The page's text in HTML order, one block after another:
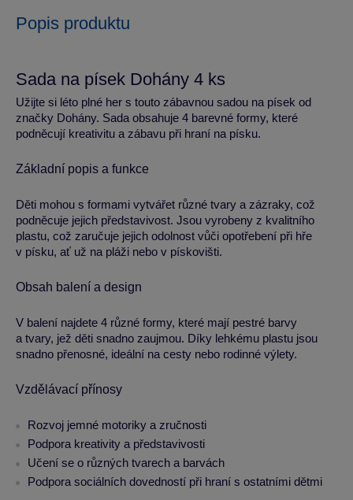
Popis produktu
Sada na písek Dohány 4 ks
Užijte si léto plné her s touto zábavnou sadou na písek od
značky Dohány. Sada obsahuje 4 barevné formy, které
podněcují kreativitu a zábavu při hraní na písku.
Základní popis a funkce
Děti mohou s formami vytvářet různé tvary a zázraky, což
podněcuje jejich představivost. Jsou vyrobeny z kvalitního
plastu, což zaručuje jejich odolnost vůči opotřebení při hře
v písku, ať už na pláži nebo v pískovišti.
Obsah balení a design
V balení najdete 4 různé formy, které mají pestré barvy
a tvary, jež děti snadno zaujmou. Díky lehkému plastu jsou
snadno přenosné, ideální na cesty nebo rodinné výlety.
Vzdělávací přínosy
Rozvoj jemné motoriky a zručnosti
Podpora kreativity a představivosti
Učení se o různých tvarech a barvách
Podpora sociálních dovedností při hraní s ostatními dětmi